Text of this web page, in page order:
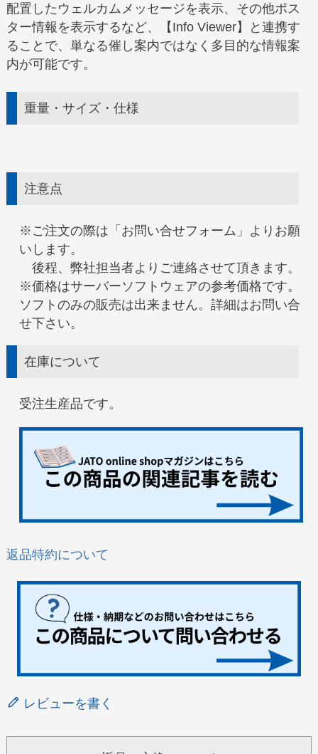
配置したウェルカムメッセージを表示、その他ポス
ター情報を表示するなど、【Info Viewer】と連携す
ることで、単なる催し案内ではなく多目的な情報案
内が可能です。
重量・サイズ・仕様
注意点
※ご注文の際は「お問い合せフォーム」よりお願
いします。
後程、弊社担当者よりご連絡させて頂きます。
※価格はサーバーソフトウェアの参考価格です。
ソフトのみの販売は出来ません。詳細はお問い合
せ下さい。
在庫について
受注生産品です。
返品特約について
レビューを書く